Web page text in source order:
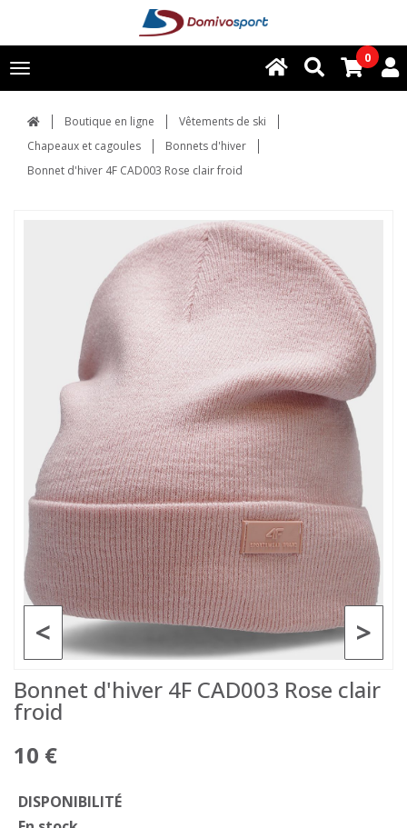
Toggle
navigation
0
Boutique en ligne
Vêtements de ski
Chapeaux et cagoules
Bonnets d'hiver
Bonnet d'hiver 4F CAD003 Rose clair froid
>
<
Bonnet d'hiver 4F CAD003 Rose clair
froid
10 €
DISPONIBILITÉ